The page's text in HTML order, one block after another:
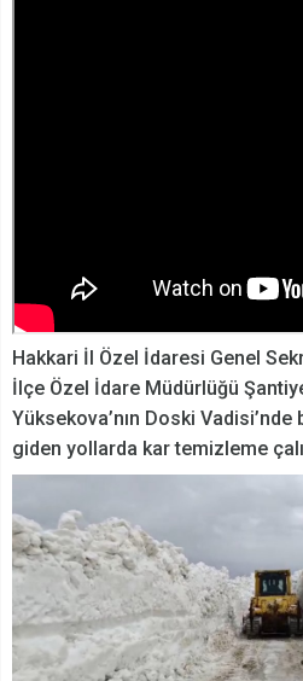
Hakkari İl Özel İdaresi Genel
İlçe Özel İdare Müdürlüğü
Yüksekova’nın Doski
giden yollarda kar temizleme